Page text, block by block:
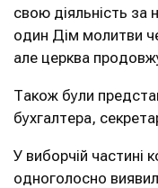
свою діяльність
один Дім молитви
але церква
Також були
бухгалтера,
У виборчій частині
одноголосно